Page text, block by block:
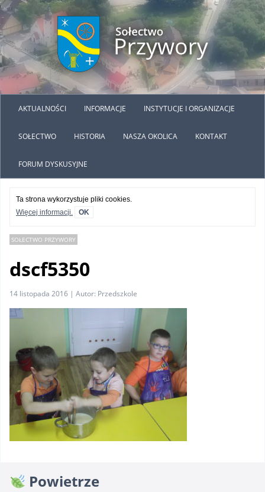
AKTUALNOŚCI INFORMACJE INSTYTUCJE I ORGANIZACJE
SOŁECTWO HISTORIA NASZA OKOLICA KONTAKT
FORUM DYSKUSYJNE
Ta strona wykorzystuje pliki cookies.
Więcej informacji.
OK
SOŁECTWO PRZYWORY
dscf5350
14 listopada 2016 | Autor: Przedszkole
Powietrze